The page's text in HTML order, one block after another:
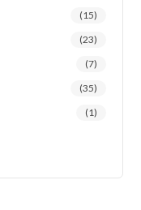
(15)
(23)
(7)
(35)
(1)